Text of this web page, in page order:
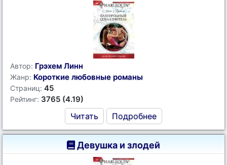
Автор: Грэхем Линн
Жанр: Короткие любовные романы
Страниц: 45
Рейтинг: 3765 (4.19)
Читать Подробнее
Девушка и злодей